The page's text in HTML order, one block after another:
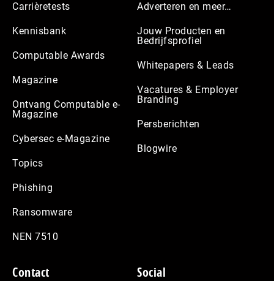
Carrièretests
Kennisbank
Computable Awards
Magazine
Ontvang Computable e-
Magazine
Cybersec e-Magazine
Topics
Phishing
Ransomware
NEN 7510
Adverteren en meer…
Jouw Producten en
Bedrijfsprofiel
Whitepapers & Leads
Vacatures & Employer
Branding
Persberichten
Blogwire
Contact Social